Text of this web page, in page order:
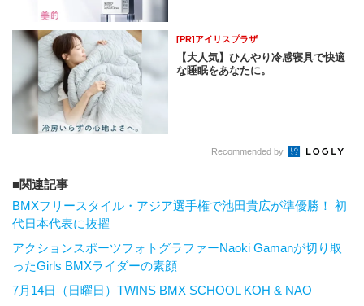
[PR]アイリスプラザ
【大人気】ひんやり冷感寝具で快適
な睡眠をあなたに。
Recommended by
関連記事
BMXフリースタイル・アジア選手権で池田貴広が準優勝！ 初
代日本代表に抜擢
アクションスポーツフォトグラファーNaoki Gamanが切り取
ったGirls BMXライダーの素顔
7月14日（日曜日）TWINS BMX SCHOOL KOH & NAO